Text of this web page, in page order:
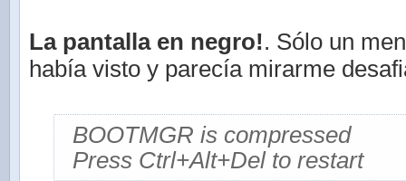
La pantalla en negro!. Sólo un
había visto y parecía mirarme
BOOTMGR is compressed
Press Ctrl+Alt+Del to restart